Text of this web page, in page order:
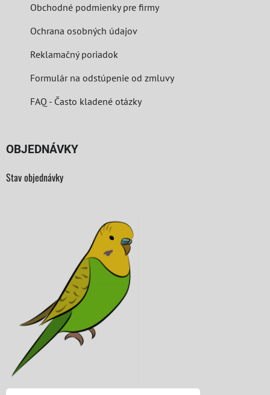
Obchodné podmienky pre firmy
Ochrana osobných údajov
Reklamačný poriadok
Formulár na odstúpenie od zmluvy
FAQ - Často kladené otázky
OBJEDNÁVKY
Stav objednávky